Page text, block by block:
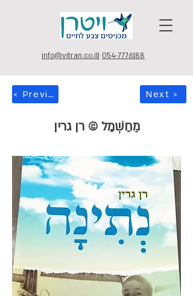
info@vitran.co.il| 054-7776188
< Previous Next >
מֵחַשְׁמַל © רן גרין